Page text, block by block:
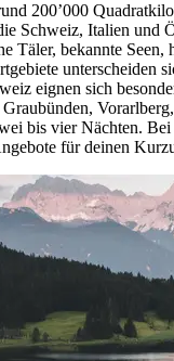
200’000
Schweiz, Italien und
Täler, bekannte Seen,
unterscheiden
eignen sich
bis vier Nächten.
für deinen